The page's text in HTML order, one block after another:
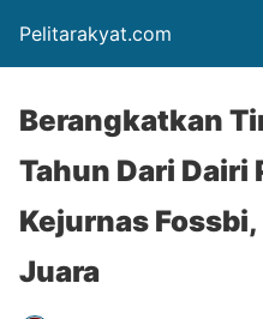
Pelitarakyat.com
Berangkatkan
Tahun Dari Dairi
Kejurnas
Juara